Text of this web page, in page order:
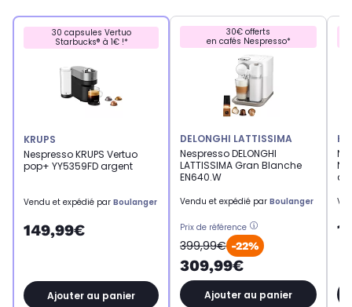
30 capsules Vertuo
Starbucks® à 1€ !*
KRUPS
Nespresso KRUPS Vertuo
pop+ YY5359FD argent
Vendu et expédié par Boulanger
149,99€
Ajouter au panier
30€ offerts
en cafés Nespresso*
DELONGHI LATTISSIMA
Nespresso DELONGHI
LATTISSIMA Gran Blanche
EN640.W
Vendu et expédié par Boulanger
Prix de référence
399,99€ -22%
309,99€
Ajouter au panier